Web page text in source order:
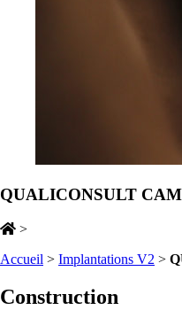
QUALICONSULT
>
Accueil > Implantations V2 >
Construction